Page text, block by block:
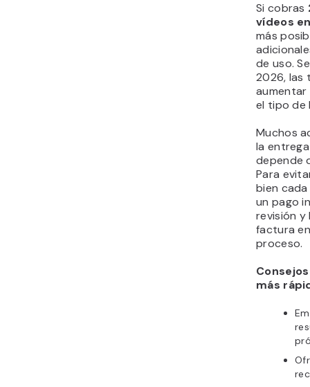
Si cobras
vídeos
más
de uso.
2026, las
aumentar
el tipo de
Muchos
la
depende
Para
bien
un pago
revisión y
factura
proceso.
más